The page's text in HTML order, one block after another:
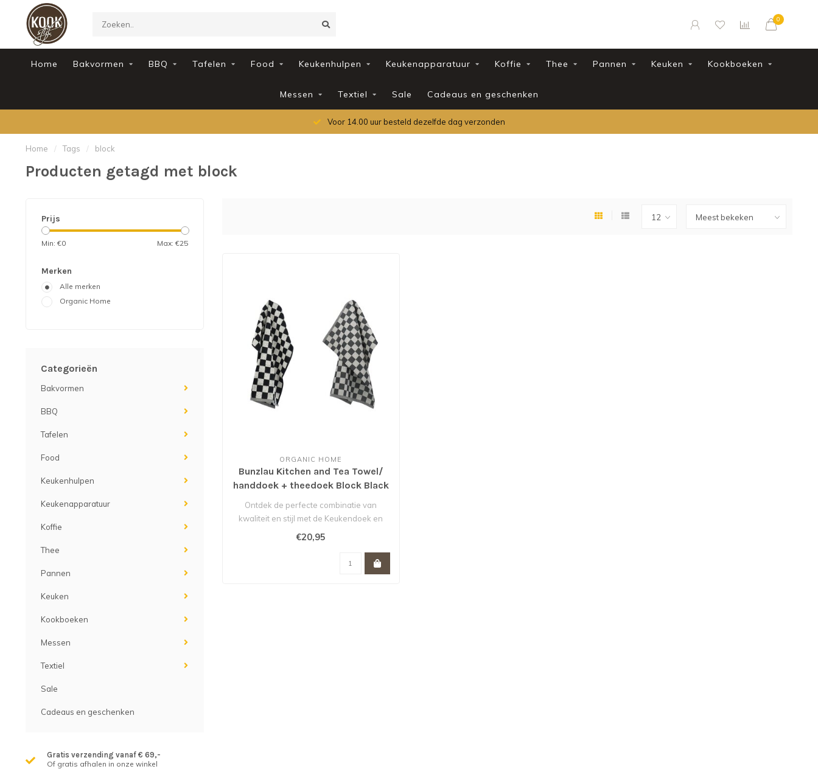
0
Home Bakvormen BBQ Tafelen Food Keukenhulpen Keukenapparatuur Koffie Thee Pannen Keuken Kookboeken
Messen Textiel Sale Cadeaus en geschenken
Voor 14.00 uur besteld dezelfde dag verzonden
Home / Tags / block
Producten getagd met block
Prijs
Min: €0 Max: €25
Merken
Alle merken
Organic Home
Categorieën
Bakvormen
BBQ
Tafelen
Food
Keukenhulpen
Keukenapparatuur
Koffie
Thee
Pannen
Keuken
Kookboeken
Messen
Textiel
Sale
Cadeaus en geschenken
Gratis verzending vanaf € 69,-
Of gratis afhalen in onze winkel
ORGANIC HOME
Bunzlau Kitchen and Tea Towel/
handdoek + theedoek Block Black
Ontdek de perfecte combinatie van
kwaliteit en stijl met de Keukendoek en
Theedo..
€20,95